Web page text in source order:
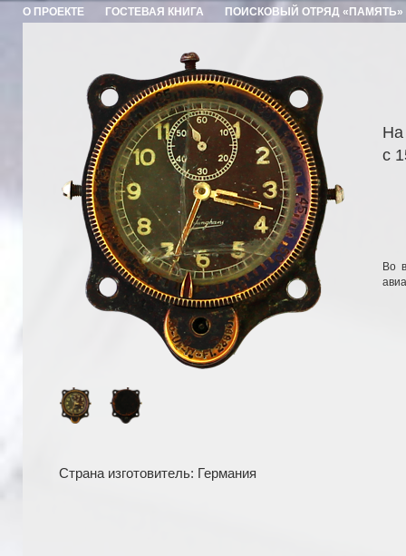
О ПРОЕКТЕ ГОСТЕВАЯ КНИГА ПОИСКОВЫЙ ОТРЯД «ПАМЯТЬ»
Страна изготовитель: Германия
На
с
Во